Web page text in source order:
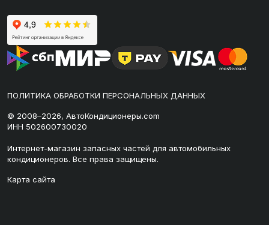
ПОЛИТИКА ОБРАБОТКИ ПЕРСОНАЛЬНЫХ ДАННЫХ
© 2008–2026, АвтоКондиционеры.com
ИНН 502600730020
Интернет-магазин запасных частей для автомобильных
кондиционеров. Все права защищены.
Карта сайта